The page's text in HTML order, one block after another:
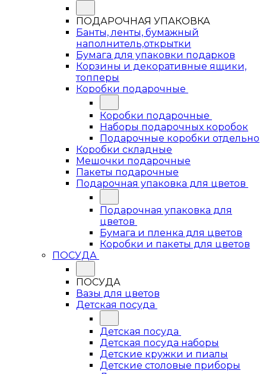
ПОДАРОЧНАЯ УПАКОВКА
Банты, ленты, бумажный
наполнитель,открытки
Бумага для упаковки подарков
Корзины и декоративные ящики,
топперы
Коробки подарочные
Коробки подарочные
Наборы подарочных коробок
Подарочные коробки отдельно
Коробки складные
Мешочки подарочные
Пакеты подарочные
Подарочная упаковка для цветов
Подарочная упаковка для
цветов
Бумага и пленка для цветов
Коробки и пакеты для цветов
ПОСУДА
ПОСУДА
Вазы для цветов
Детская посуда
Детская посуда
Детская посуда наборы
Детские кружки и пиалы
Детские столовые приборы